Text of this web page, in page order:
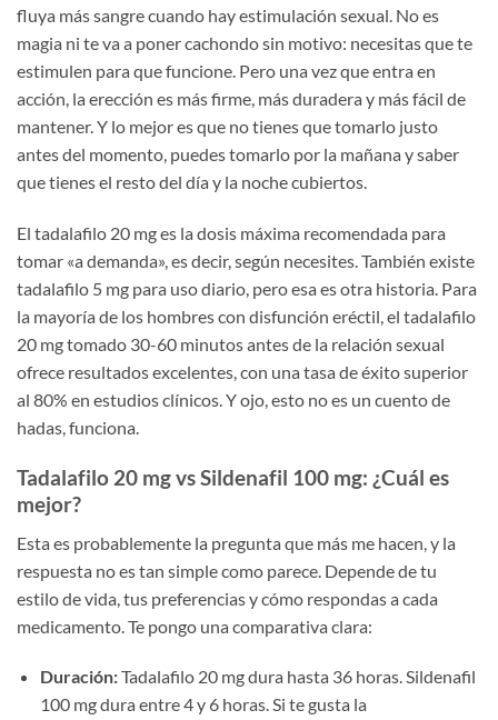
fluya más sangre cuando hay estimulación sexual. No es
magia ni te va a poner cachondo sin motivo: necesitas que te
estimulen para que funcione. Pero una vez que entra en
acción, la erección es más firme, más duradera y más fácil de
mantener. Y lo mejor es que no tienes que tomarlo justo
antes del momento, puedes tomarlo por la mañana y saber
que tienes el resto del día y la noche cubiertos.
El tadalafilo 20 mg es la dosis máxima recomendada para
tomar «a demanda», es decir, según necesites. También existe
tadalafilo 5 mg para uso diario, pero esa es otra historia. Para
la mayoría de los hombres con disfunción eréctil, el tadalafilo
20 mg tomado 30-60 minutos antes de la relación sexual
ofrece resultados excelentes, con una tasa de éxito superior
al 80% en estudios clínicos. Y ojo, esto no es un cuento de
hadas, funciona.
Tadalafilo 20 mg vs Sildenafil 100 mg: ¿Cuál es
mejor?
Esta es probablemente la pregunta que más me hacen, y la
respuesta no es tan simple como parece. Depende de tu
estilo de vida, tus preferencias y cómo respondas a cada
medicamento. Te pongo una comparativa clara:
Duración:Tadalafilo 20 mg dura hasta 36 horas. Sildenafil
100 mg dura entre 4 y 6 horas. Si te gusta la